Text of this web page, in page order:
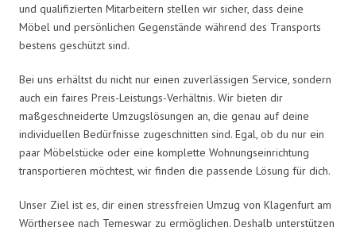
und qualifizierten Mitarbeitern stellen wir sicher, dass deine
Möbel und persönlichen Gegenstände während des Transports
bestens geschützt sind.
Bei uns erhältst du nicht nur einen zuverlässigen Service, sondern
auch ein faires Preis-Leistungs-Verhältnis. Wir bieten dir
maßgeschneiderte Umzugslösungen an, die genau auf deine
individuellen Bedürfnisse zugeschnitten sind. Egal, ob du nur ein
paar Möbelstücke oder eine komplette Wohnungseinrichtung
transportieren möchtest, wir finden die passende Lösung für dich.
Unser Ziel ist es, dir einen stressfreien Umzug von Klagenfurt am
Wörthersee nach Temeswar zu ermöglichen. Deshalb unterstützen